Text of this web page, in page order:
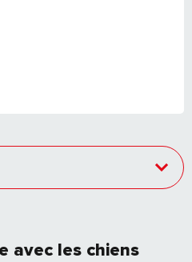
avec les chiens